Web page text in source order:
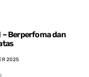
– Berperfoma dan
2025